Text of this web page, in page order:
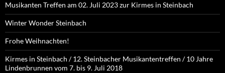
Musikanten Treffen am 02. Juli 2023 zur Kirmes in Steinbach
Winter Wonder Steinbach
Frohe Weihnachten!
Kirmes in Steinbach / 12. Steinbacher Musikantentreffen / 10 Jahre
Lindenbrunnen vom 7. bis 9. Juli 2018